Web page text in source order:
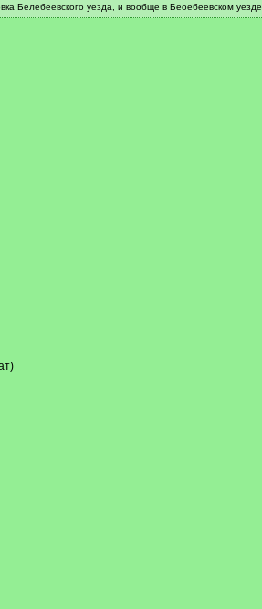
Белебеевского уезда, и вообще в Беоебеевском уезде.